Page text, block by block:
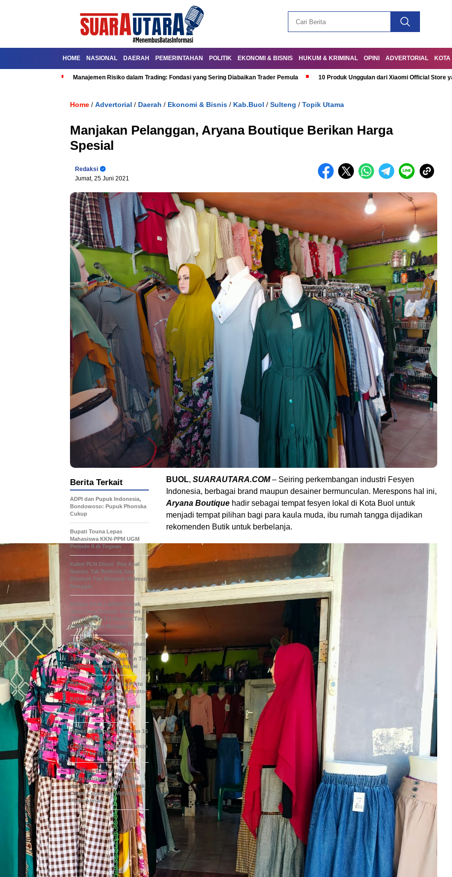
HOME NASIONAL DAERAH PEMERINTAHAN POLITIK EKONOMI & BISNIS HUKUM & KRIMINAL OPINI ADVERTORIAL
Manajemen Risiko dalam Trading: Fondasi yang Sering Diabaikan Trader Pemula 10 Produk Unggulan dari Xiaomi Official Store
Home / Advertorial / Daerah / Ekonomi & Bisnis / Kab.Buol / Sulteng / Topik Utama
Manjakan Pelanggan, Aryana Boutique Berikan Harga
Spesial
Redaksi
Jumat, 25 Juni 2021
BUOL, SUARAUTARA.COM– Seiring perkembangan industri Fesyen
Indonesia, berbagai brand maupun desainer bermunculan. Merespons hal ini,
Aryana Boutique hadir sebagai tempat fesyen lokal di Kota Buol untuk
menjadi tempat pilihan bagi para kaula muda, ibu rumah tangga dijadikan
rekomenden Butik untuk berbelanja.
Berita Terkait
ADPI dan Pupuk Indonesia,
Bondowoso: Pupuk Phonska
Cukup
Bupati Touna Lepas
Mahasiswa KKN-PPM UGM
Periode II di Togean
Kabel PLN Dicuri Pria Asal
Nambo Tak Berkutik Saat
Dibekuk Tim Resmob Polresta
Banggai
Aniaya Anak Latihan Gerak
Jalan Dua Pemuda Karaton ZS
(22) dan RP (17) Diciduk Tim
URC Polresta Banggai
SU alias B (22) Pelaku Ramas
Payudara Remaja Putri di
Jalan Berhasil Diamankan Tim
Resmob Polresta Banggai
Berujung Petaka Buka Pintu
Mobil Sembarangan Pemotor
Kritis di Batui Selatan
Satlantas Polresta Banggai
Olah TKP
Polresta Banggai Turunkan 16
Personel Terbaik Latihan
Gabungan Paskibraka Menuju
HUT RI ke 81 Dimulai
Tiga Titik Karhutla Kepung
Pegunungan Toipan Polisi
dan Tim Gabungan Bergerak
Cepat Cegah Api Meluas ke
Permukiman